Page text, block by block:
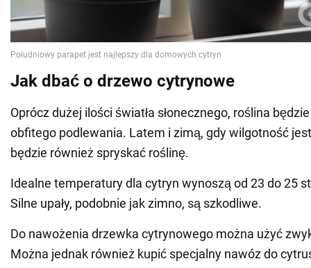
Jak dbać o drzewo cytrynowe
Oprócz dużej ilości światła słonecznego, roślina
obfitego podlewania. Latem i zimą, gdy wilgotność
będzie również spryskać roślinę.
Idealne temperatury dla cytryn wynoszą od 23 do 25
Silne upały, podobnie jak zimno, są szkodliwe.
Do nawożenia drzewka cytrynowego można użyć
Można jednak również kupić specjalny nawóz do